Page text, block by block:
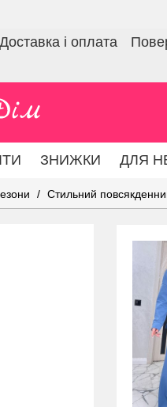
Доставка і оплата
ЗНИЖКИ ДЛЯ
Стильний